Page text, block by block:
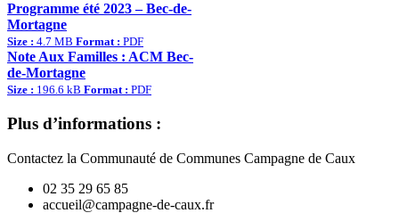
Programme été 2023 – Bec-de-
Mortagne
Size : 4.7 MB Format : PDF
Note Aux Familles : ACM Bec-
de-Mortagne
Size : 196.6 kB Format : PDF
Plus d’informations :
Contactez la Communauté de Communes Campagne de Caux
02 35 29 65 85
accueil@campagne-de-caux.fr